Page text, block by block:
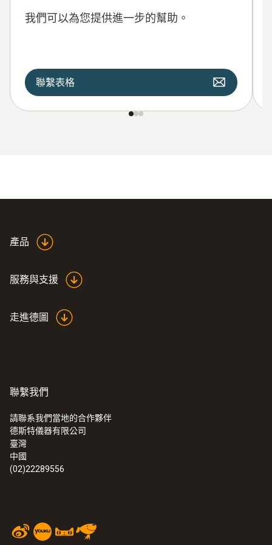
我們可以為您提供進一步的幫助。
聯繫表格
產品
服務與支援
走進德圖
聯繫我們
請聯系我們當地的合作夥伴
德斯特儀器有限公司
臺灣
中國
(02)22289556